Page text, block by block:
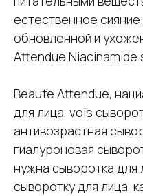
естественное
обновленной и
Attendue Niacinamide
Beaute Attendue,
для лица, vois
антивозрастная
гиалуроновая
нужна сыворотка для
сыворотку для лица,